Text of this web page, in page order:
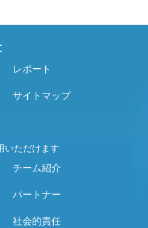
レポート
サイトマップ
いただけます
チーム紹介
パートナー
社会的責任